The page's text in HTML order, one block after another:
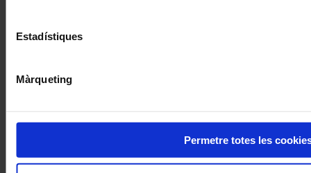
Estadístiques
Màrqueting
Permetre totes les